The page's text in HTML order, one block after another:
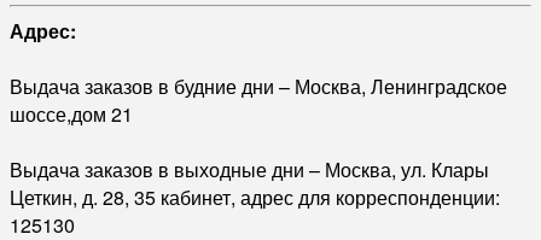
Адрес:
Выдача заказов в будние дни – Москва, Ленинградское
шоссе,дом 21
Выдача заказов в выходные дни – Москва, ул. Клары
Цеткин, д. 28, 35 кабинет, адрес для корреспонденции:
125130